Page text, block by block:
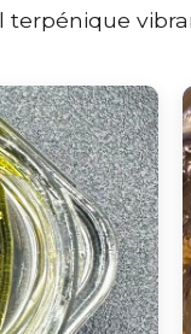
terpénique